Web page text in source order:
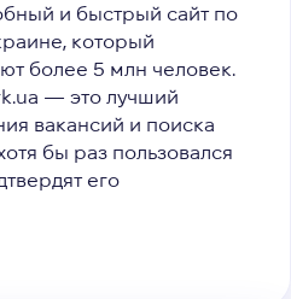
и быстрый сайт по
который
более 5 млн человек.
— это лучший
вакансий и поиска
бы раз пользовался
его